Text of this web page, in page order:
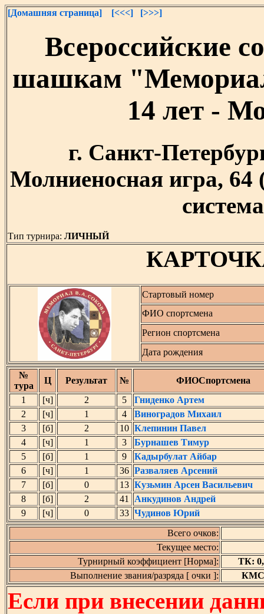
[Домашняя страница] [<<<] [>>>]
Всероссийские
шашкам
14 лет -
г. Санкт-
Молниеносная игра,
Тип турнира: ЛИЧНЫЙ
Стартовый номер
ФИО спортсмена
Регион спортсмена
Дата рождения
№
тура
Ц Результат №
ФИОСпортсмена
1
[ч] 2 5
Гниденко Артем
2
[ч] 1 4
Виноградов Михаил
3
[б] 2 10 Клепинин Павел
4
[ч] 1 3
Бурнашев Тимур
5
[б] 1 9
Кадырбулат Айбар
6
[ч] 1 36 Разваляев Арсений
7
[б] 0 13 Кузьмин Арсен Васильевич
8
[б] 2 41
Анкудинов Андрей
9
[ч] 0 33 Чудинов Юрий
Всего очков:
Текущее место:
Турнирный коэффициент [Норма]:
ТК:
Выполнение звания/разряда [ очки ]:
КМС
Если при внесении